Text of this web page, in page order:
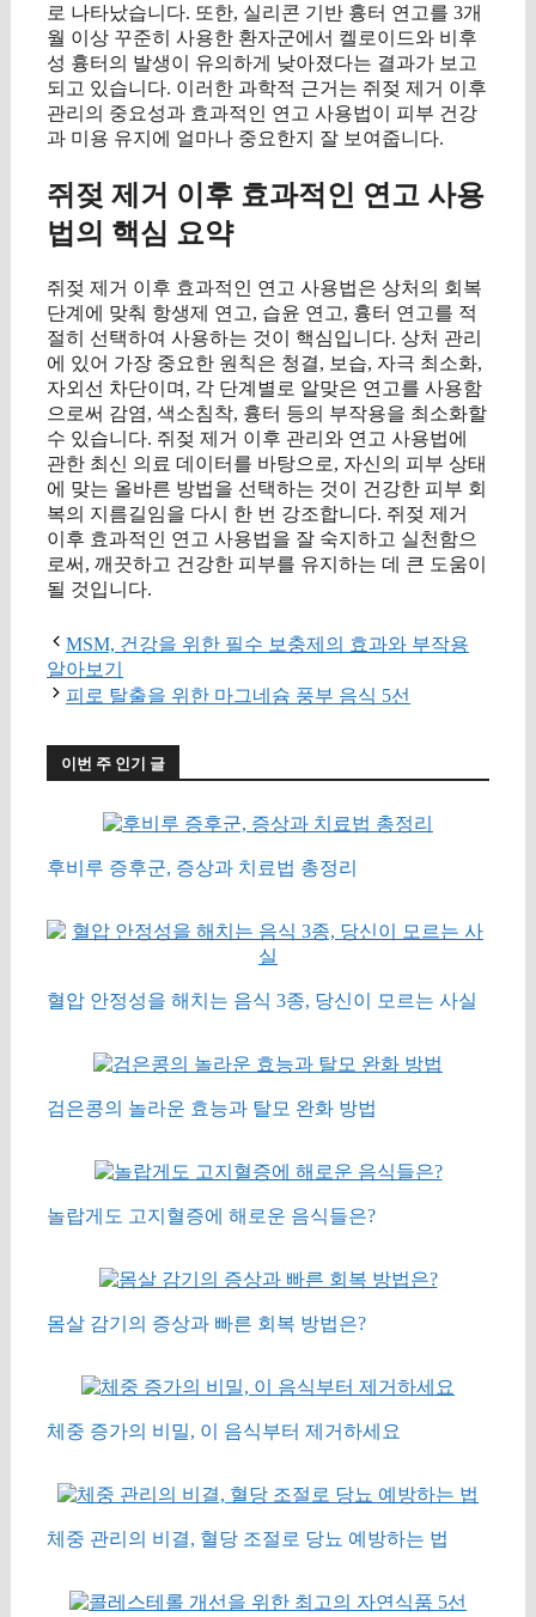
로 나타났습니다. 또한, 실리콘 기반 흉터 연고를 3개
월 이상 꾸준히 사용한 환자군에서 켈로이드와 비후
성 흉터의 발생이 유의하게 낮아졌다는 결과가 보고
되고 있습니다. 이러한 과학적 근거는 쥐젖 제거 이후
관리의 중요성과 효과적인 연고 사용법이 피부 건강
과 미용 유지에 얼마나 중요한지 잘 보여줍니다.
쥐젖 제거 이후 효과적인 연고 사용
법의 핵심 요약
쥐젖 제거 이후 효과적인 연고 사용법은 상처의 회복
단계에 맞춰 항생제 연고, 습윤 연고, 흉터 연고를 적
절히 선택하여 사용하는 것이 핵심입니다. 상처 관리
에 있어 가장 중요한 원칙은 청결, 보습, 자극 최소화,
자외선 차단이며, 각 단계별로 알맞은 연고를 사용함
으로써 감염, 색소침착, 흉터 등의 부작용을 최소화할
수 있습니다. 쥐젖 제거 이후 관리와 연고 사용법에
관한 최신 의료 데이터를 바탕으로, 자신의 피부 상태
에 맞는 올바른 방법을 선택하는 것이 건강한 피부 회
복의 지름길임을 다시 한 번 강조합니다. 쥐젖 제거
이후 효과적인 연고 사용법을 잘 숙지하고 실천함으
로써, 깨끗하고 건강한 피부를 유지하는 데 큰 도움이
될 것입니다.
MSM, 건강을 위한 필수 보충제의 효과와 부작용
알아보기
피로 탈출을 위한 마그네슘 풍부 음식 5선
이번 주 인기 글
후비루 증후군, 증상과 치료법 총정리
혈압 안정성을 해치는 음식 3종, 당신이 모르는 사실
검은콩의 놀라운 효능과 탈모 완화 방법
놀랍게도 고지혈증에 해로운 음식들은?
몸살 감기의 증상과 빠른 회복 방법은?
체중 증가의 비밀, 이 음식부터 제거하세요
체중 관리의 비결, 혈당 조절로 당뇨 예방하는 법